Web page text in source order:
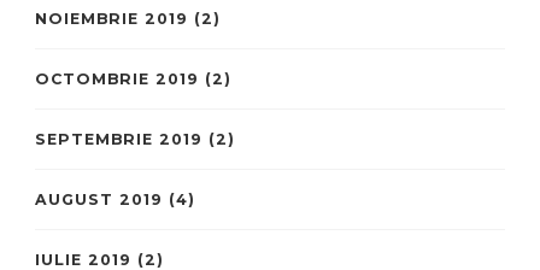
NOIEMBRIE 2019 (2)
OCTOMBRIE 2019 (2)
SEPTEMBRIE 2019 (2)
AUGUST 2019 (4)
IULIE 2019 (2)